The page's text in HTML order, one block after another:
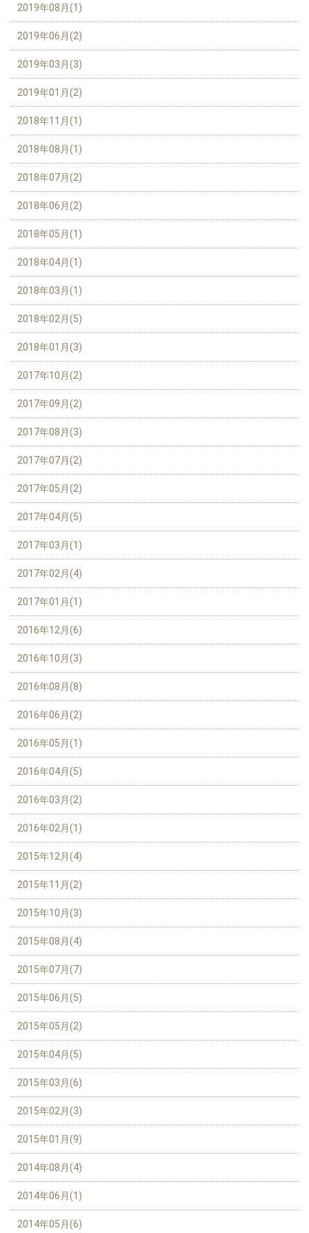
2019年08月(1)
2019年06月(2)
2019年03月(3)
2019年01月(2)
2018年11月(1)
2018年08月(1)
2018年07月(2)
2018年06月(2)
2018年05月(1)
2018年04月(1)
2018年03月(1)
2018年02月(5)
2018年01月(3)
2017年10月(2)
2017年09月(2)
2017年08月(3)
2017年07月(2)
2017年05月(2)
2017年04月(5)
2017年03月(1)
2017年02月(4)
2017年01月(1)
2016年12月(6)
2016年10月(3)
2016年08月(8)
2016年06月(2)
2016年05月(1)
2016年04月(5)
2016年03月(2)
2016年02月(1)
2015年12月(4)
2015年11月(2)
2015年10月(3)
2015年08月(4)
2015年07月(7)
2015年06月(5)
2015年05月(2)
2015年04月(5)
2015年03月(6)
2015年02月(3)
2015年01月(9)
2014年08月(4)
2014年06月(1)
2014年05月(6)